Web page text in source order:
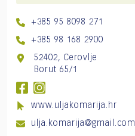
+385 95 8098 271
+385 98 168 2900
52402, Cerovlje
Borut 65/1
www.uljakomarija.hr
ulja.komarija@gmail.com